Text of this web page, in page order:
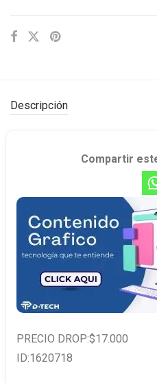
Descripción
Compartir
PRECIO DROP:$17.000
ID:1620718